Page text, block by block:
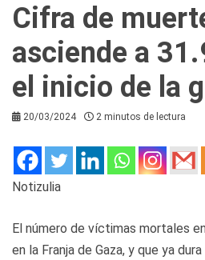
Cifra de
asciende a
el inicio de la
20/03/2024 2 minutos de lectura
Notizulia
El número de víctimas mortales
en la Franja de Gaza, y que ya